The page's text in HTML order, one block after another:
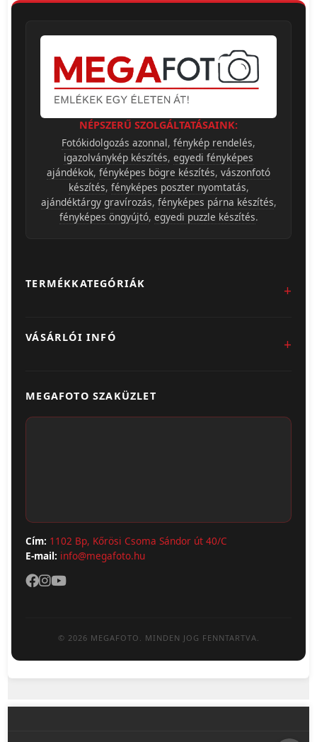
NÉPSZERŰ SZOLGÁLTATÁSAINK:
Fotókidolgozás azonnal, fénykép rendelés,
igazolványkép készítés, egyedi fényképes
ajándékok, fényképes bögre készítés, vászonfotó
készítés, fényképes poszter nyomtatás,
ajándéktárgy gravírozás, fényképes párna készítés,
fényképes öngyújtó, egyedi puzzle készítés.
TERMÉKKATEGÓRIÁK
Fotókidolgozás
Poszter & Falikép
Fotónaptár
VÁSÁRLÓI INFÓ
Szállítás & Fizetés
MEGAFOTO SZAKÜZLET
Cím: 1102 Bp, Kőrösi Csoma Sándor út 40/C
E-mail: info@megafoto.hu
© 2026 MEGAFOTO. MINDEN JOG FENNTARTVA.